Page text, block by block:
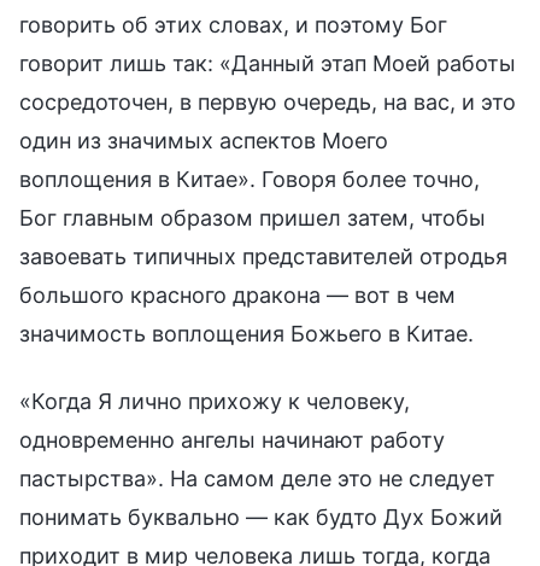
говорить об этих словах, и поэтому Бог
говорит лишь так: «Данный этап Моей работы
сосредоточен, в первую очередь, на вас, и это
один из значимых аспектов Моего
воплощения в Китае». Говоря более точно,
Бог главным образом пришел затем, чтобы
завоевать типичных представителей отродья
большого красного дракона — вот в чем
значимость воплощения Божьего в Китае.
«Когда Я лично прихожу к человеку,
одновременно ангелы начинают работу
пастырства». На самом деле это не следует
понимать буквально — как будто Дух Божий
приходит в мир человека лишь тогда, когда